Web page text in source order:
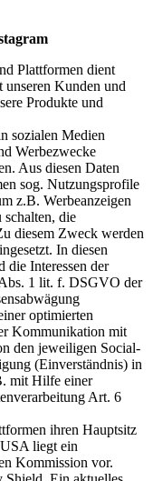
Plattformen dient
Kunden und
Produkte und
sozialen Medien
Werbezwecke
Aus diesen Daten
sog. Nutzungsprofile
z.B. Werbeanzeigen
schalten, die
diesem Zweck werden
In diesen
die Interessen der
1 lit. f. DSGVO der
optimierten
Kommunikation mit
den jeweiligen Social-
(Einverständnis) in
mit Hilfe einer
Art. 6
ihren Hauptsitz
liegt ein
Kommission vor.